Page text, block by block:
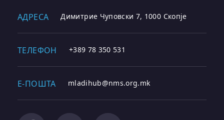
АДРЕСА Димитрие Чуповски 7, 1000 Скопје
ТЕЛЕФОН +389 78 350 531
E-ПОШТА mladihub@nms.org.mk